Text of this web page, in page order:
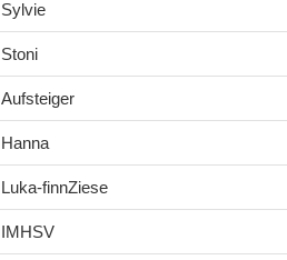
Sylvie
Stoni
Aufsteiger
Hanna
Luka-finnZiese
IMHSV